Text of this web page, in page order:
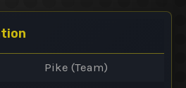
Pike (Team)